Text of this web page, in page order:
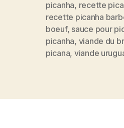
picanha, recette
recette picanha
boeuf, sauce pour
picanha, viande du
picana, viande